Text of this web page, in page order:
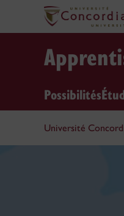
Possibilités
Université